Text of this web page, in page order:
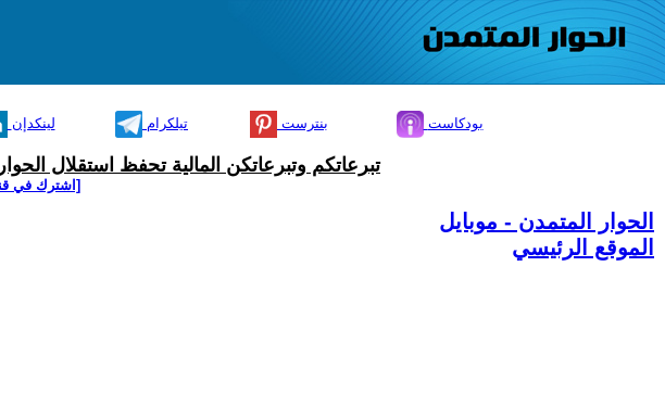
لينكدإن تيلكرام بنترست بودكاست
تبرعاتكم وتبرعاتكن المالية تحفظ استقلال
[اشترك في
الحوار المتمدن - موبايل
الموقع الرئيسي